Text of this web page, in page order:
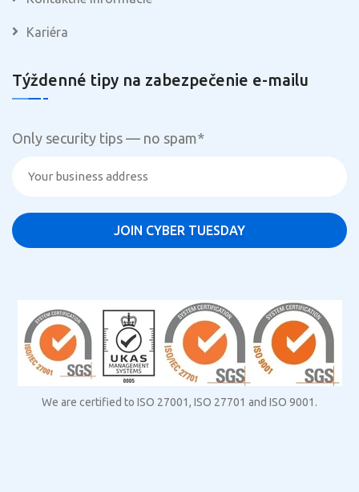
Kariéra
Týždenné tipy na zabezpečenie e-mailu
Only security tips — no spam*
We are certified to ISO 27001, ISO 27701 and ISO 9001.